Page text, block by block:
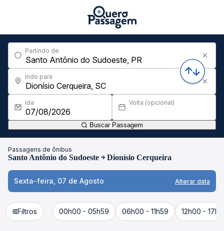
Partindo de
Indo para
Ida Volta (opcional)
Buscar Passagem
Passagens de ônibus
Santo Antônio do Sudoeste Dionísio Cerqueira
Sexta-feira, 07 de Agosto Alterar data
Filtros 00h00 - 05h59 06h00 - 11h59 12h00 -